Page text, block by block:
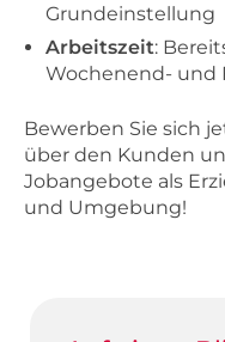
Grundeinstellung
Arbeitszeit:
Wochenend- und
Bewerben Sie sich
über den Kunden
Jobangebote als
und Umgebung!